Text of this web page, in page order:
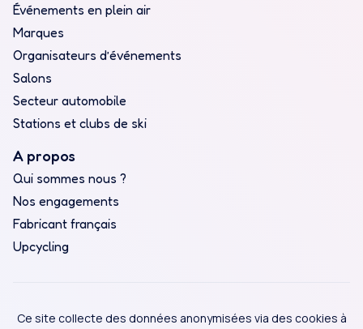
Événements en plein air
Marques
Organisateurs d’événements
Salons
Secteur automobile
Stations et clubs de ski
A propos
Qui sommes nous ?
Nos engagements
Fabricant français
Upcycling
Ce site collecte des données anonymisées via des cookies à